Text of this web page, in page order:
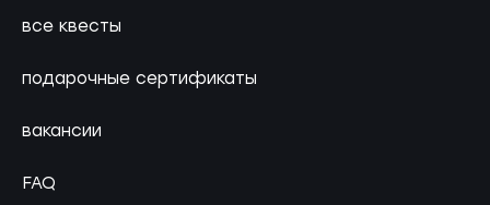
все квесты
подарочные сертификаты
вакансии
FAQ